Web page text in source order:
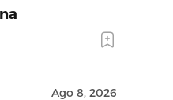
Ago 8, 2026